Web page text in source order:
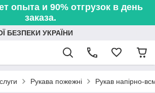
опыта и 90% отгрузок в день
заказа.
БЕЗПЕКИ УКРАЇНИ
Рукава пожежні Рукав напірно-